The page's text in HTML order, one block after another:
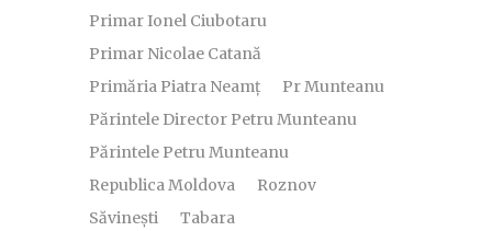
Primar Ionel Ciubotaru
Primar Nicolae Catană
Primăria Piatra Neamț
Pr Munteanu
Părintele Director Petru Munteanu
Părintele Petru Munteanu
Republica Moldova
Roznov
Săvinești
Tabara